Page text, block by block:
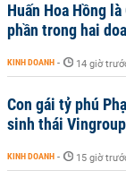
Huấn Hoa Hồng
phần trong hai
KINH DOANH - 14 giờ
Con gái tỷ phú
sinh thái Vingroup
KINH DOANH - 15 giờ